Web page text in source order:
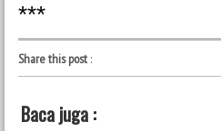
***
Share this post:
Baca juga :